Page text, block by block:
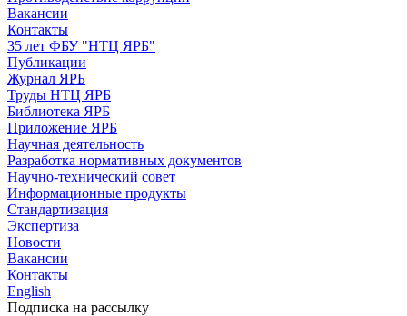
Вакансии
Контакты
35 лет ФБУ "НТЦ ЯРБ"
Публикации
Журнал ЯРБ
Труды НТЦ ЯРБ
Библиотека ЯРБ
Приложение ЯРБ
Научная деятельность
Разработка нормативных документов
Научно-технический совет
Информационные продукты
Стандартизация
Экспертиза
Новости
Вакансии
Контакты
English
Подписка на рассылку